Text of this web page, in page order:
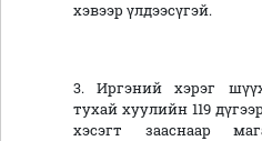
хэвээр үлдээсүгэй.
3. Иргэний хэрэг
тухай хуулийн 119
хэсэгт зааснаар